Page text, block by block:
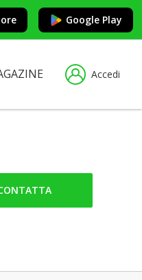
Google Play
Accedi